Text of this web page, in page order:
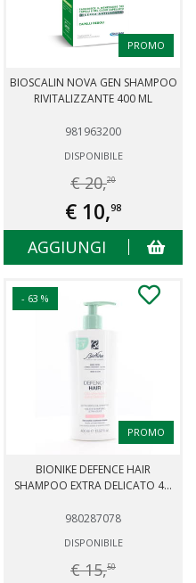
PROMO
BIOSCALIN NOVA GEN SHAMPOO
RIVITALIZZANTE 400 ML
981963200
DISPONIBILE
€ 20,20
€ 10,98
AGGIUNGI
- 63 %
PROMO
BIONIKE DEFENCE HAIR
SHAMPOO EXTRA DELICATO 4...
980287078
DISPONIBILE
€ 15,50